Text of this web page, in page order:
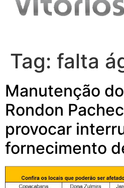
Tag: falta
Manutenção
Rondon
provocar
fornecimento